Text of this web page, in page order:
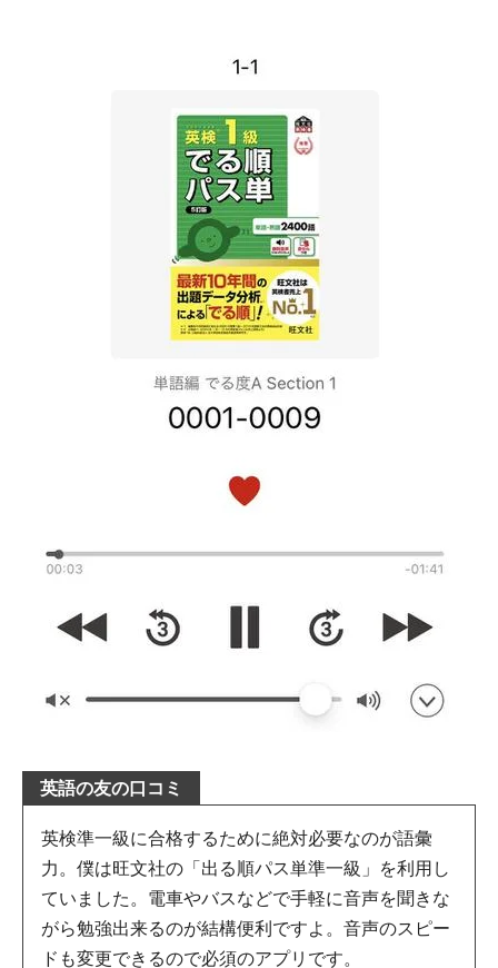
英語の友の口コミ
英検準一級に合格するために絶対必要なのが語彙
力。僕は旺文社の「出る順パス単準一級」を利用し
ていました。電車やバスなどで手軽に音声を聞きな
がら勉強出来るのが結構便利ですよ。音声のスピー
ドも変更できるので必須のアプリです。